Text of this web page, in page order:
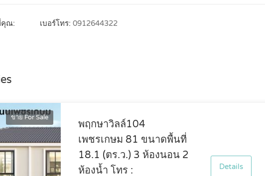
คุณ:
เบอร์โทร:0912644322
ขาย For Sale
พฤกษาวิลล์104
เพชรเกษม 81 ขนาดพื้นที่
18.1 (ตร.ว.) 3 ห้องนอน 2
ห้องน้ำ โทร :
Details